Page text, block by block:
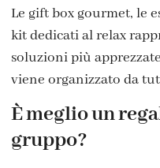
Le gift box gourmet, le
kit dedicati al relax
soluzioni più
viene organizzato da
È meglio un
gruppo?